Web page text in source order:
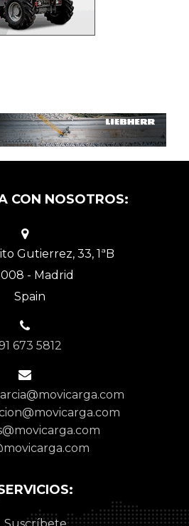
CON NOSOTROS:
Gutierrez, 33, 1ªB
- Madrid
Spain
673 5812